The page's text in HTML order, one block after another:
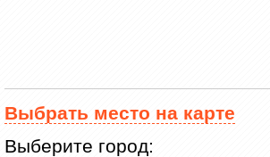
Выбрать место на карте
Выберите город: